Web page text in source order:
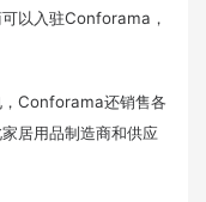
以入驻Conforama，
，Conforama还销售各
居用品制造商和供应